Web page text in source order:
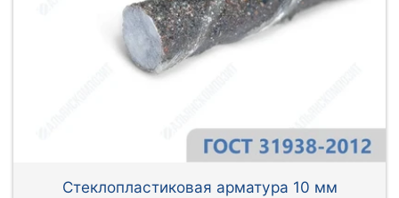
Стеклопластиковая арматура 10 мм